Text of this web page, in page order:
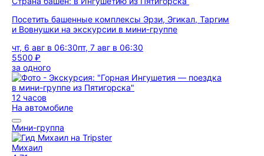
Посетить башенные комплексы Эрзи, Эгикал, Таргим
и Вовнушки на экскурсии в мини-группе
чт, 6 авг в 06:30пт, 7 авг в 06:30
5500 ₽
за одного
12 часов
На автомобиле
Мини-группа
Михаил